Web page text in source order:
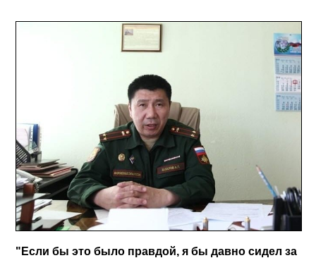
"Если бы это было правдой, я бы давно сидел за